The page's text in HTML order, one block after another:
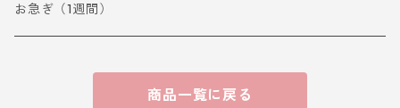
お急ぎ（1週間）
商品一覧に戻る